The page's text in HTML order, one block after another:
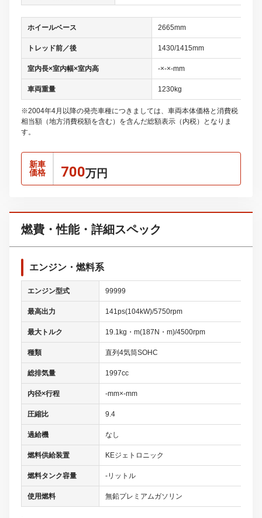
ホイールベース 2665mm
トレッド前／後 1430/1415mm
室内長×室内幅×室内高 -×-×-mm
車両重量 1230kg
※2004年4月以降の発売車種につきましては、車両本体価格と消費税
相当額（地方消費税額を含む）を含んだ総額表示（内税）となりま
す。
新車
価格
700万円
燃費・性能・詳細スペック
エンジン・燃料系
エンジン型式 99999
最高出力 141ps(104kW)/5750rpm
最大トルク 19.1kg・m(187N・m)/4500rpm
種類 直列4気筒SOHC
総排気量 1997cc
内径×行程 -mm×-mm
圧縮比 9.4
過給機 なし
燃料供給装置 KEジェトロニック
燃料タンク容量 -リットル
使用燃料 無鉛プレミアムガソリン